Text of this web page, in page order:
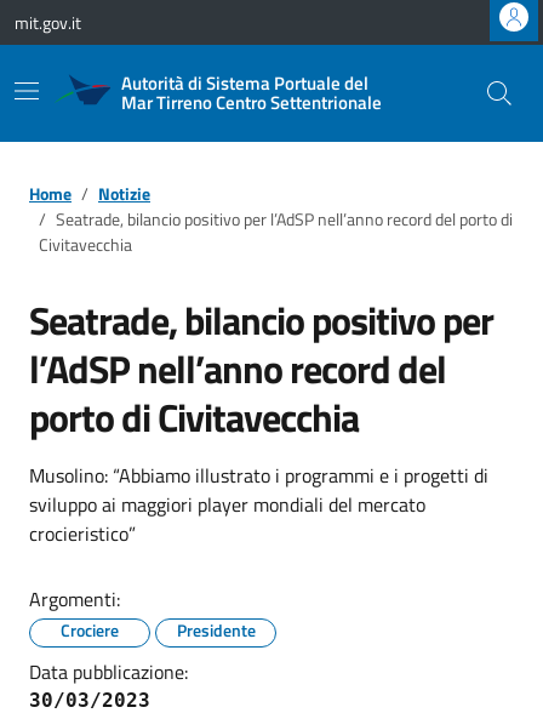
Vai ai contenuti
Vai al footer
mit.gov.it
Autorità di Sistema Portuale del
Mar Tirreno Centro Settentrionale
Home
Notizie
Seatrade, bilancio positivo per l’AdSP nell’anno record del porto di
Civitavecchia
Seatrade, bilancio positivo per
l’AdSP nell’anno record del
porto di Civitavecchia
Musolino: “Abbiamo illustrato i programmi e i progetti di
sviluppo ai maggiori player mondiali del mercato
crocieristico”
Argomenti:
Crociere Presidente
Data pubblicazione:
30/03/2023